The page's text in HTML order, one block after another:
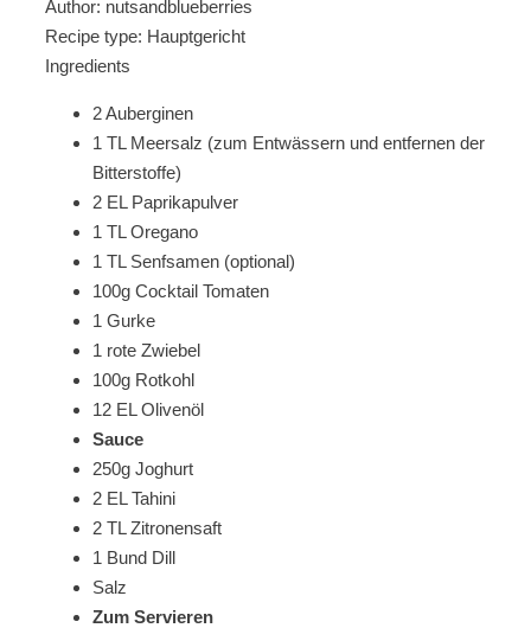
Author: nutsandblueberries
Recipe type: Hauptgericht
Ingredients
2 Auberginen
1 TL Meersalz (zum Entwässern und entfernen der
Bitterstoffe)
2 EL Paprikapulver
1 TL Oregano
1 TL Senfsamen (optional)
100g Cocktail Tomaten
1 Gurke
1 rote Zwiebel
100g Rotkohl
12 EL Olivenöl
Sauce
250g Joghurt
2 EL Tahini
2 TL Zitronensaft
1 Bund Dill
Salz
Zum Servieren